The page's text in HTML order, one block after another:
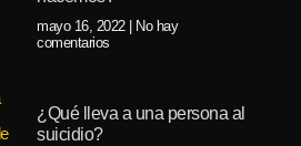
mayo 16, 2022 No hay
comentarios
¿Qué lleva a una persona al
suicidio?